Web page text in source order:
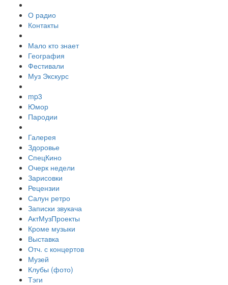
О радио
Контакты
Мало кто знает
География
Фестивали
Муз Экскурс
mp3
Юмор
Пародии
Галерея
Здоровье
СпецКино
Очерк недели
Зарисовки
Рецензии
Салун ретро
Записки звукача
АктМузПроекты
Кроме музыки
Выставка
Отч. с концертов
Музей
Клубы (фото)
Тэги